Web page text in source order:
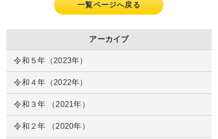
一覧ページへ戻る
アーカイブ
令和５年（2023年）
令和４年（2022年）
令和３年 （2021年）
令和２年 （2020年）